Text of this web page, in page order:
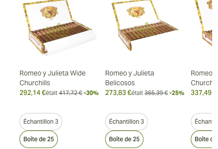
Romeo y Julieta Wide
Churchills
292,14 €était 417,72 € -30%
Échantillon 3
Boîte de 25
Romeo y Julieta
Belicosos
273,83 €était 365,39 € -25%
Échantillon 3
Boîte de 25
Romeo
337,49 €
Boîte